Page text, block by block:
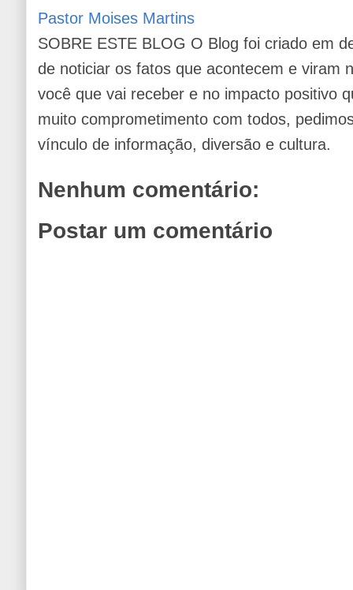
Pastor Moises Martins
SOBRE ESTE BLOG O Blog foi criado em
de noticiar os fatos que acontecem e viram
você que vai receber e no impacto positivo
muito comprometimento com todos,
vínculo de informação, diversão e cultura.
Nenhum comentário:
Postar um comentário